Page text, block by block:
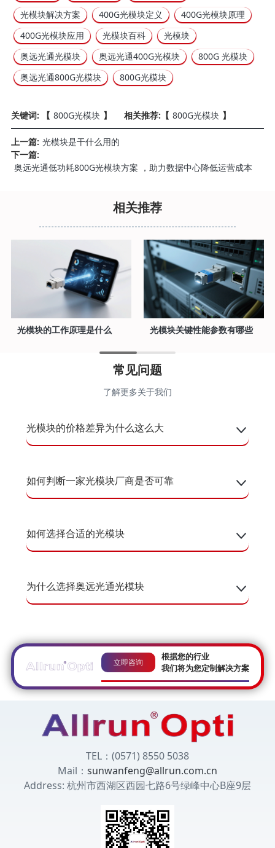
光模块解决方案
400G光模块定义
400G光模块原理
400G光模块应用
光模块百科
光模块
奥远光通光模块
奥远光通400G光模块
800G 光模块
奥远光通800G光模块
800G光模块
关键词: 【 800G光模块 】 相关推荐:【 800G光模块 】
上一篇: 光模块是干什么用的
下一篇:
奥远光通低功耗800G光模块方案 ，助力数据中心降低运营成本
相关推荐
光模块的工作原理是什么 光模块关键性能参数有哪些
常见问题
了解更多关于我们
光模块的价格差异为什么这么大
如何判断一家光模块厂商是否可靠
如何选择合适的光模块
为什么选择奥远光通光模块
立即咨询
根据您的行业
我们将为您定制解决方案
TEL：(0571) 8550 5038
Mail： sunwanfeng@allrun.com.cn
Address: 杭州市西湖区西园七路6号绿峰中心B座9层